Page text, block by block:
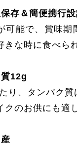
保存＆簡便携行
可能で、賞味
な時に食べら
質12g
り、タンパク質
クのお供にも適
産